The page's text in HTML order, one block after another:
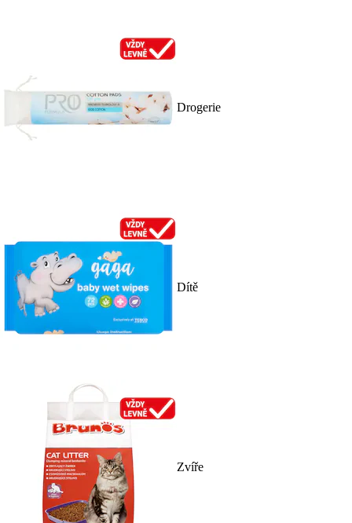
Drogerie
Dítě
Zvíře